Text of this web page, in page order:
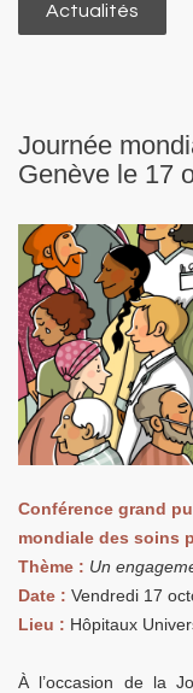
Actualités
Journée
Genève le 17
Conférence grand
mondiale des soins
Thème : Un
Date : Vendredi 17
Lieu : Hôpitaux
À l’occasion de la